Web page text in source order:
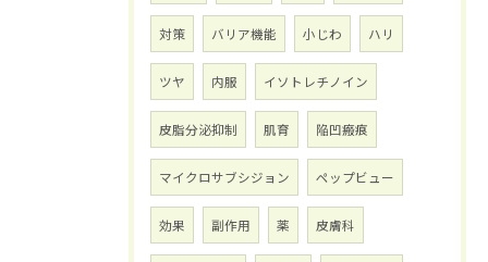
対策 バリア機能 小じわ ハリ
ツヤ 内服 イソトレチノイン
皮脂分泌抑制 肌育 陥凹瘢痕
マイクロサブシジョン ペップビュー
効果 副作用 薬 皮膚科